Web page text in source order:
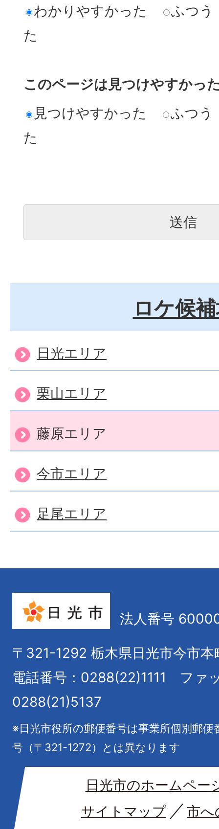
わかりやすかった
ふつう
た
このページは見つけやすかっ
見つけやすかった
ふつう
た
ロケ候
日光エリア
栗山エリア
藤原エリア
今市エリア
足尾エリア
法人番号
〒321-1292 栃木県日光市今市本
電話番号：0288(22)1111
ファ
0288(21)5137
※日光市役所の郵便番号は事業所個別郵
号（〒321-1272）とは異なります
日光市のホームペー
サイトマップ
市へ